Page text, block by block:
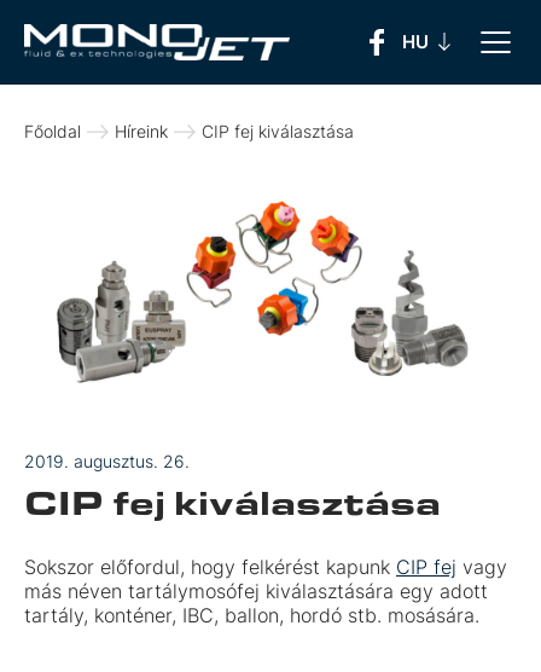
Főoldal Híreink CIP fej kiválasztása
2019. augusztus. 26.
CIP fej kiválasztása
Sokszor előfordul, hogy felkérést kapunk CIP fej vagy
más néven tartálymosófej kiválasztására egy adott
tartály, konténer, IBC, ballon, hordó stb. mosására.